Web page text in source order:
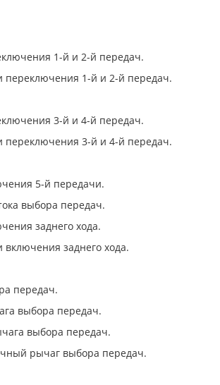
1-й и 2-й передач.
переключения 1-й и 2-й передач.
3-й и 4-й передач.
переключения 3-й и 4-й передач.
5-й передачи.
выбора передач.
заднего хода.
включения заднего хода.
передач.
выбора передач.
выбора передач.
рычаг выбора передач.